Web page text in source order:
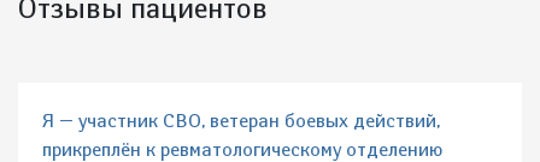
Отзывы пациентов
Я — участник СВО, ветеран боевых действий,
прикреплён к ревматологическому отделению